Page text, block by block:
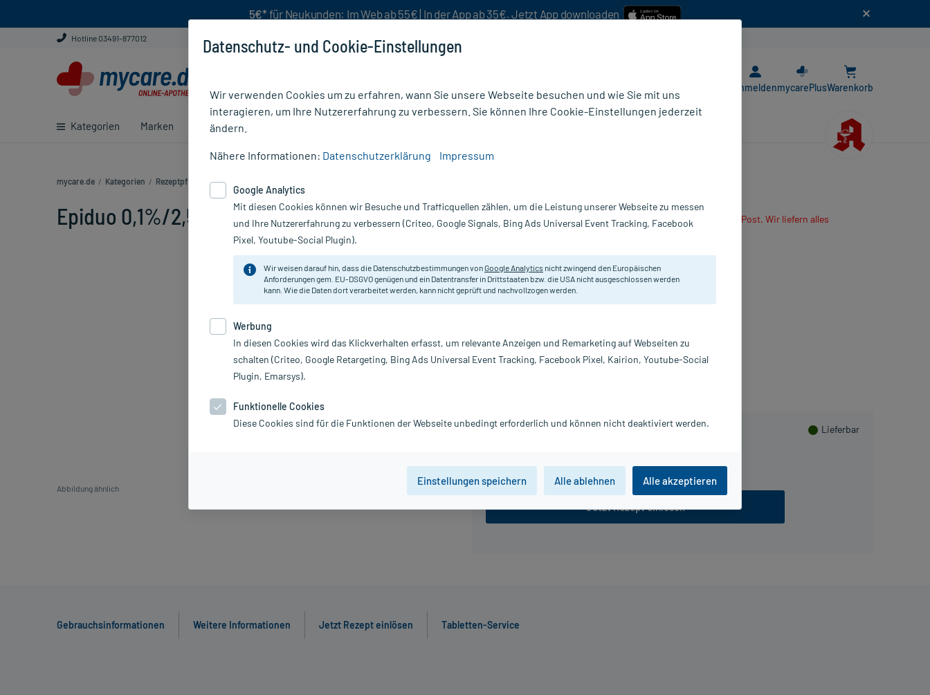
5€* für Neukunden: Im Web ab 55€ | In der App ab 35€. Jetzt App downloaden
Hotline 03491-877012
Kategorien Marken Ratgeber
AnmeldenmycarePlusWarenkorb
mycare.de / Kategorien / Rezeptpflichtige Medikamente
Epiduo 0,1%/2,5% Gel Pumpsysstem, 45 g
Abbildung ähnlich
47,12 €
Lieferbar
Jetzt Rezept einlösen
Scannen Sie Ihr E-Rezept in der mycare App oder senden es per Post. Wir liefern alles
versandkostenfrei* - inklusive Ihrer mitbestellten Produkte.
Darreichung:
Gel
Inhalt:
45 g
PZN:
Hersteller:
Galderma Laboratorium GmbH
Gebrauchsinformationen Weitere Informationen Jetzt Rezept einlösen Tabletten-Service
Datenschutz- und Cookie-Einstellungen
Wir verwenden Cookies um zu erfahren, wann Sie unsere Webseite besuchen und wie Sie mit uns
interagieren, um Ihre Nutzererfahrung zu verbessern. Sie können Ihre Cookie-Einstellungen jederzeit
ändern.
Nähere Informationen: Datenschutzerklärung Impressum
Google Analytics
Mit diesen Cookies können wir Besuche und Trafficquellen zählen, um die Leistung unserer Webseite zu messen
und Ihre Nutzererfahrung zu verbessern (Criteo, Google Signals, Bing Ads Universal Event Tracking, Facebook
Pixel, Youtube-Social Plugin).
Wir weisen darauf hin, dass die Datenschutzbestimmungen vonGoogle Analytics nicht zwingend den Europäischen
Anforderungen gem. EU-DSGVO genügen und ein Datentransfer in Drittstaaten bzw. die USA nicht ausgeschlossen werden
kann. Wie die Daten dort verarbeitet werden, kann nicht geprüft und nachvollzogen werden.
Werbung
In diesen Cookies wird das Klickverhalten erfasst, um relevante Anzeigen und Remarketing auf Webseiten zu
schalten (Criteo, Google Retargeting, Bing Ads Universal Event Tracking, Facebook Pixel, Kairion, Youtube-Social
Plugin, Emarsys).
Funktionelle Cookies
Diese Cookies sind für die Funktionen der Webseite unbedingt erforderlich und können nicht deaktiviert werden.
Einstellungen speichern Alle ablehnen Alle akzeptieren